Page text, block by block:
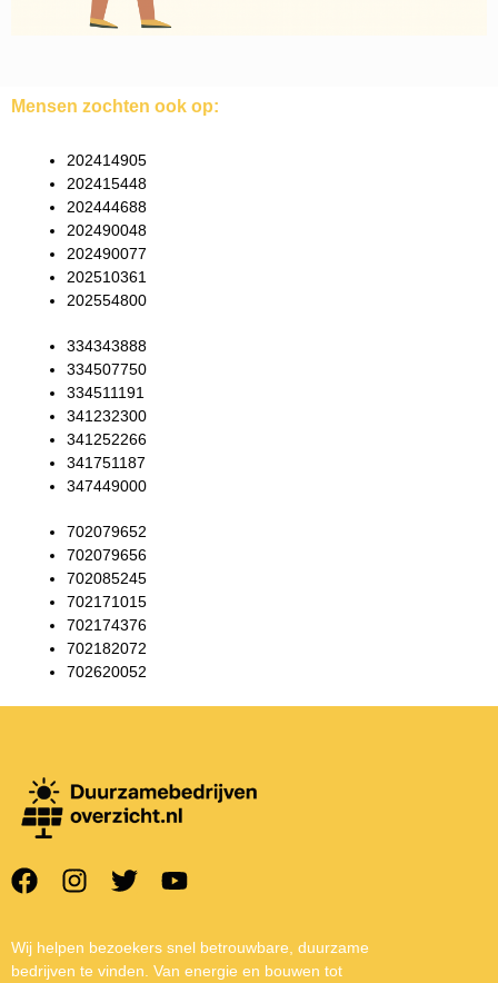
Mensen zochten ook op:
202414905
202415448
202444688
202490048
202490077
202510361
202554800
334343888
334507750
334511191
341232300
341252266
341751187
347449000
702079652
702079656
702085245
702171015
702174376
702182072
702620052
Wij helpen bezoekers snel betrouwbare, duurzame
bedrijven te vinden. Van energie en bouwen tot